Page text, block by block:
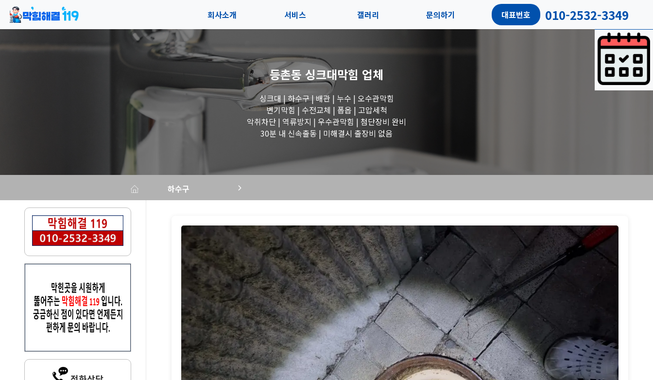
회사소개
오시는길
서비스
블로그
갤러리
수도꼭지 작업
세면대 작업
변기 작업
문의하기 대표번호 010-2532-3349
등촌동 싱크대막힘 업체
싱크대 | 하수구 | 배관 | 누수 | 오수관막힘
변기막힘 | 수전교체 | 폽옵 | 고압세척
악취차단 | 역류방지 | 우수관막힘 | 첨단장비 완비
30분 내 신속출동 | 미해결시 출장비 없음
하수구